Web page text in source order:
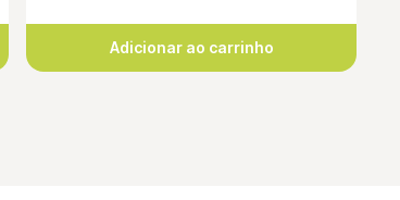
Adicionar ao carrinho